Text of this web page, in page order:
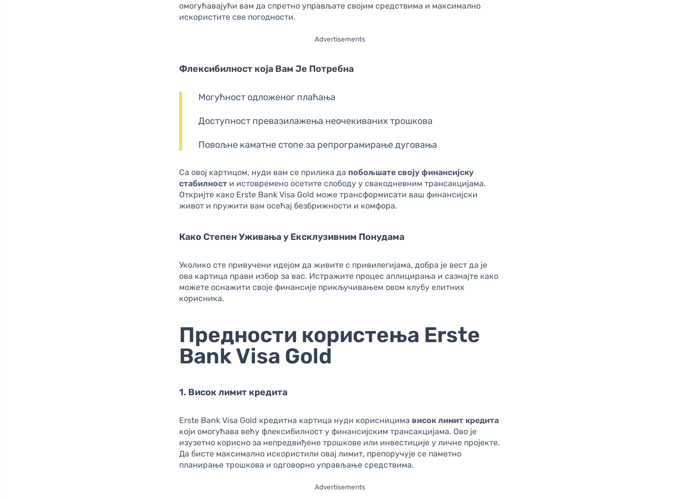
омогућавајући вам да спретно управљате својим средствима и максимално
искористите све погодности.
Advertisements
Флексибилност која Вам Је Потребна
Могућност одложеног плаћања
Доступност превазилажења неочекиваних трошкова
Повољне каматне стопе за репрограмирање дуговања
Са овој картицом, нуди вам се прилика да побољшате своју финансијску
стабилност и истовремено осетите слободу у свакодневним трансакцијама.
Откријте како Erste Bank Visa Gold може трансформисати ваш финансијски
живот и пружити вам осећај безбрижности и комфора.
Како Степен Уживања у Ексклузивним Понудама
Уколико сте привучени идејом да живите с привилегијама, добра је вест да је
ова картица прави избор за вас. Истражите процес аплицирања и сазнајте како
можете оснажити своје финансије прикључивањем овом клубу елитних
корисника.
Предности користења Erste
Bank Visa Gold
1. Висок лимит кредита
Erste Bank Visa Gold кредитна картица нуди корисницима висок лимит кредита
који омогућава већу флексибилност у финансијским трансакцијама. Ово је
изузетно корисно за непредвиђене трошкове или инвестиције у личне пројекте.
Да бисте максимално искористили овај лимит, препоручује се паметно
планирање трошкова и одговорно управљање средствима.
Advertisements